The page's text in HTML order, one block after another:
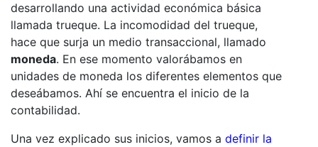
desarrollando una actividad económica básica
llamada trueque. La incomodidad del trueque,
hace que surja un medio transaccional, llamado
moneda. En ese momento valorábamos en
unidades de moneda los diferentes elementos que
deseábamos. Ahí se encuentra el inicio de la
contabilidad.
Una vez explicado sus inicios, vamos a definir la